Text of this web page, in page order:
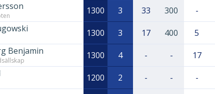
1300 3 33 300 -
1300 3 17 400 5
Benjamin 1300 4 - - 17
1200 2 - - -